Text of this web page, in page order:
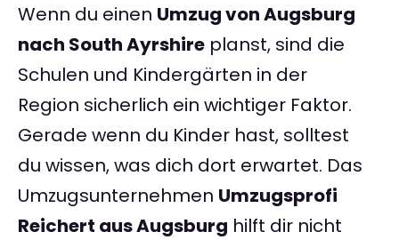
Wenn du einen Umzug von Augsburg
nach South Ayrshire planst, sind die
Schulen und Kindergärten in der
Region sicherlich ein wichtiger Faktor.
Gerade wenn du Kinder hast, solltest
du wissen, was dich dort erwartet. Das
Umzugsunternehmen Umzugsprofi
Reichert aus Augsburg hilft dir nicht